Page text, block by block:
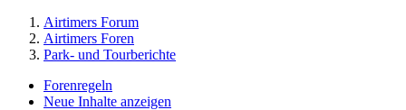
Airtimers Forum
Airtimers Foren
Park- und Tourberichte
Forenregeln
Neue Inhalte anzeigen